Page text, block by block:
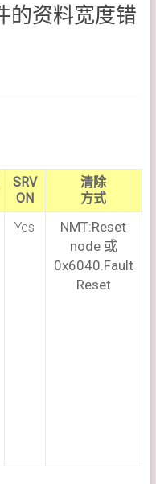
的资料宽度错
SRV
ON
清除
方式
Yes
NMT:Reset
node 或
0x6040.Fault
Reset